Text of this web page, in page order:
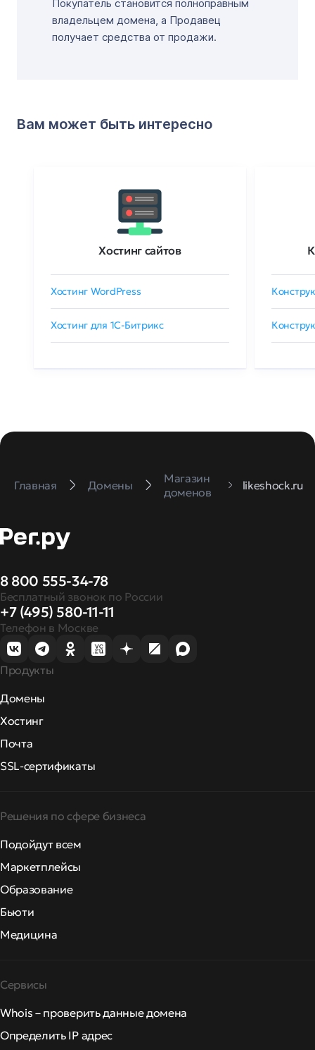
Покупатель становится полноправным
владельцем домена, а Продавец
получает средства от продажи.
Вам может быть интересно
Хостинг сайтов
Хостинг WordPress
Хостинг для 1C-Битрикс
Главная Домены
Магазин
доменов
likeshock.ru
8 800 555-34-78
Бесплатный звонок по России
+7 (495) 580-11-11
Телефон в Москве
Продукты
Домены
Хостинг
Почта
SSL-сертификаты
Решения по сфере бизнеса
Подойдут всем
Маркетплейсы
Образование
Бьюти
Медицина
Сервисы
Whois – проверить данные домена
Определить IP адрес